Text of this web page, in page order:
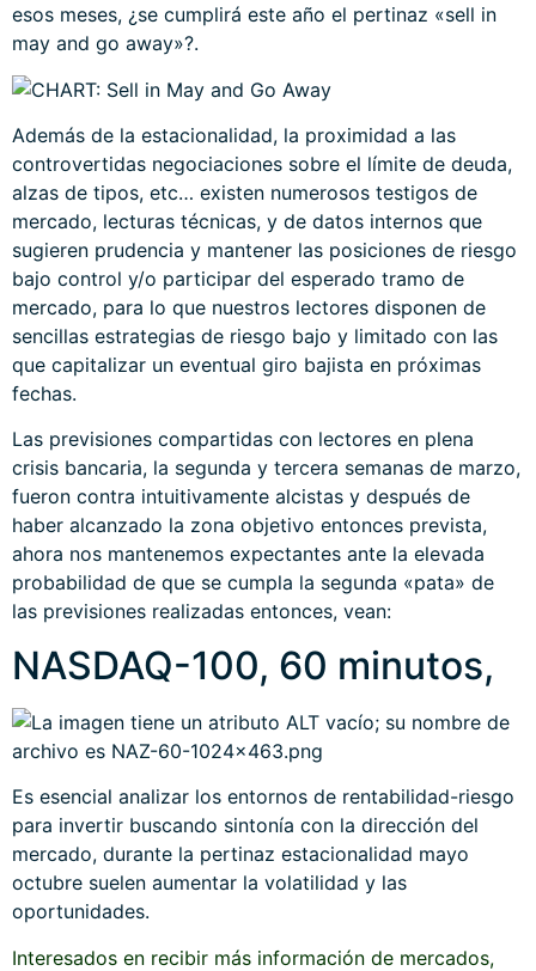
esos meses, ¿se cumplirá este año el pertinaz «sell in
may and go away»?.
Además de la estacionalidad, la proximidad a las
controvertidas negociaciones sobre el límite de deuda,
alzas de tipos, etc… existen numerosos testigos de
mercado, lecturas técnicas, y de datos internos que
sugieren prudencia y mantener las posiciones de riesgo
bajo control y/o participar del esperado tramo de
mercado, para lo que nuestros lectores disponen de
sencillas estrategias de riesgo bajo y limitado con las
que capitalizar un eventual giro bajista en próximas
fechas.
Las previsiones compartidas con lectores en plena
crisis bancaria, la segunda y tercera semanas de marzo,
fueron contra intuitivamente alcistas y después de
haber alcanzado la zona objetivo entonces prevista,
ahora nos mantenemos expectantes ante la elevada
probabilidad de que se cumpla la segunda «pata» de
las previsiones realizadas entonces, vean:
NASDAQ-100, 60 minutos,
Es esencial analizar los entornos de rentabilidad-riesgo
para invertir buscando sintonía con la dirección del
mercado, durante la pertinaz estacionalidad mayo
octubre suelen aumentar la volatilidad y las
oportunidades.
Interesados en recibir más información de mercados,